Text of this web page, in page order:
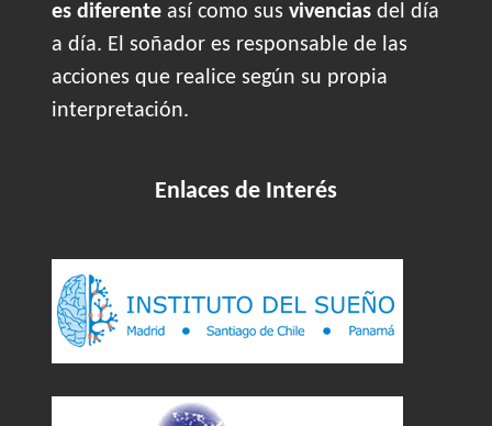
es diferente así como sus vivencias del día
a día. El soñador es responsable de las
acciones que realice según su propia
interpretación.
Enlaces de Interés